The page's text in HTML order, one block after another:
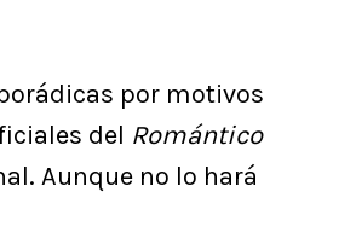
por motivos
del Romántico
Aunque no lo hará